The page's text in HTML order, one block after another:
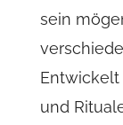
sein
und